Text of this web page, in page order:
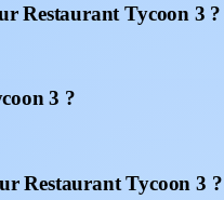
Restaurant Tycoon 3 ?
3 ?
Restaurant Tycoon 3 ?